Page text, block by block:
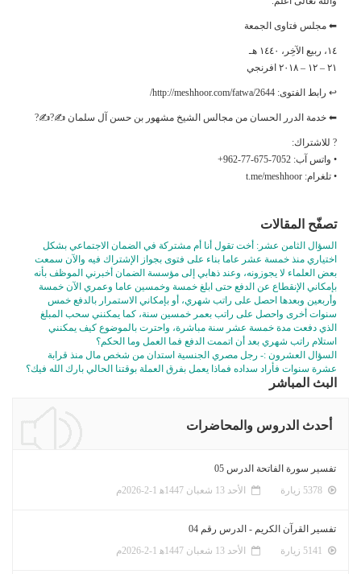
⬅ مجلس فتاوى الجمعة
١٤، ربيع الآخِر، ١٤٤٠ هـ
٢١ – ١٢ – ٢٠١٨ افرنجي
↩ رابط الفتوى: http://meshhoor.com/fatwa/2644/
⬅ خدمة الدرر الحسان من مجالس الشيخ مشهور بن حسن آل سلمان ✍?✍?
? للاشتراك:
• واتس آب: ‎+962-77-675-7052
• تلغرام: t.me/meshhoor
تصفّح المقالات
السؤال الثامن عشر: أخت تقول أنا أم مشتركة في الضمان الاجتماعي بشكل
اختياري منذ خمسة عشر عاما بناء على فتوى بجواز الإشتراك فيه والآن سمعت
بعض العلماء لا يجوزونه، وعند ذهابي إلى مؤسسة الضمان أخبرني الموظف بأنه
بإمكاني الإنقطاع عن الدفع حتى ابلغ خمسة وخمسين عاما وعمري الآن خمسة
وأربعين وبعدها احصل على راتب شهري، أو بإمكاني الاستمرار بالدفع خمس
سنوات أخرى واحصل على راتب بعمر خمسين سنة، كما يمكنني سحب المبلغ
الذي دفعت مدة خمسة عشر سنة مباشرة، واحترت بالموضوع كيف يمكنني
استلام راتب شهري بعد أن اتممت الدفع فما العمل وما الحكم؟
السؤال العشرون :- رجل مصري الجنسية استدان من شخص مال منذ قرابة
عشرة سنوات فأراد سداده فماذا يعمل بفرق العملة بوقتنا الحالي بارك الله فيك؟
البث المباشر
أحدث الدروس والمحاضرات
تفسير سورة الفاتحة الدرس 05
الأحد 13 شعبان 1447ﻫ 1-2-2026م
تفسير القرآن الكريم - الدرس رقم 04
الأحد 13 شعبان 1447ﻫ 1-2-2026م